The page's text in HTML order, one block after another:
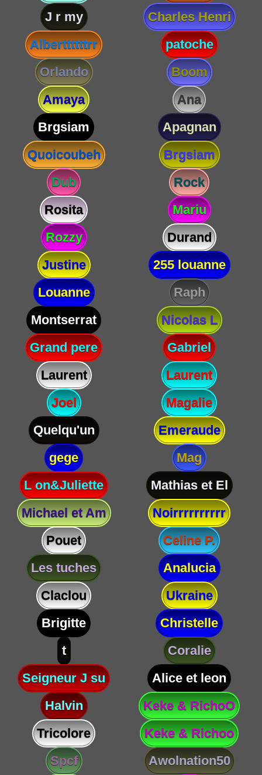
J r my
Charles Henri
Alberttttttrr
patoche
Orlando
Boom
Amaya
Ana
Brgsiam
Apagnan
Quoicoubeh
Brgsiam
Dub
Rock
Rosita
Mariu
Rozzy
Durand
Justine
255 louanne
Louanne
Raph
Montserrat
Nicolas L
Grand pere
Gabriel
Laurent
Laurent
Joel
Magalie
Quelqu'un
Emeraude
gege
Mag
L on&Juliette
Mathias et El
Michael et Am
Noirrrrrrrrrr
Pouet
Celine P.
Les tuches
Analucia
Claclou
Ukraine
Brigitte
Christelle
t
Coralie
Seigneur J su
Alice et leon
Halvin
Keke & RichoO
Tricolore
Keke & Richoo
Spcf
Awolnation50